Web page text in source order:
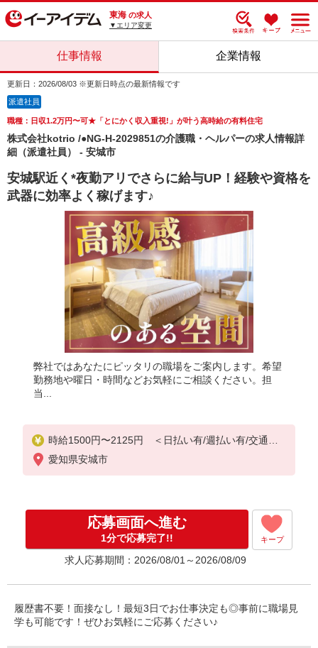
東海 の求人
▼エリア変更
仕事情報 企業情報
更新日：2026/08/03 ※更新日時点の最新情報です
派遣社員
職種：日収1.2万円〜可★「とにかく収入重視!」が叶う高時給の有料住宅
株式会社kotrio /●NG-H-2029851の介護職・ヘルパーの求人情報詳
細（派遣社員） - 安城市
安城駅近く*夜勤アリでさらに給与UP！経験や資格を
武器に効率よく稼げます♪
弊社ではあなたにピッタリの職場をご案内します。希望
勤務地や曜日・時間などお気軽にご相談ください。担
当...
時給1500円〜2125円 ＜日払い有/週払い有/交通費
全支給(ガソリン代含む)＞
愛知県安城市
応募画面へ進む
1分で応募完了!! キープ
求人応募期間：2026/08/01～2026/08/09
履歴書不要！面接なし！最短3日でお仕事決定も◎事前に職場見
学も可能です！ぜひお気軽にご応募ください♪